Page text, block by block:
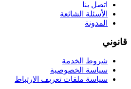
اتصل بنا
الأسئلة الشائعة
المدونة
قانوني
شروط الخدمة
سياسة الخصوصية
سياسة ملفات تعريف الارتباط